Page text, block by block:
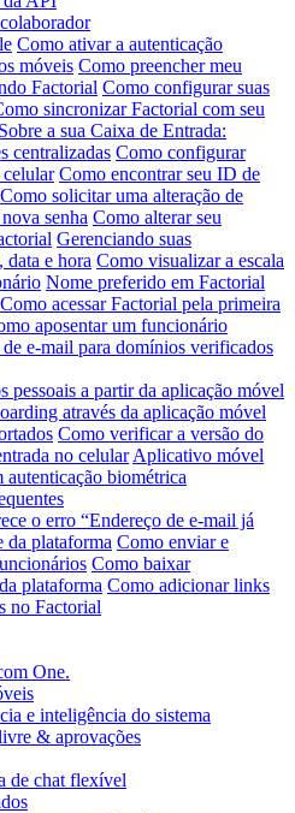
Como ativar a autenticação
móveis Como preencher meu
Factorial Como configurar suas
sincronizar Factorial com seu
Sobre a sua Caixa de Entrada:
centralizadas Como configurar
Como encontrar seu ID de
Como solicitar uma alteração de
senha Como alterar seu
Gerenciando suas
data e hora Como visualizar a escala
Nome preferido em Factorial
Como acessar Factorial pela primeira
aposentar um funcionário
e-mail para domínios verificados
pessoais a partir da aplicação móvel
através da aplicação móvel
Como verificar a versão do
no celular Aplicativo móvel
biométrica
o erro “Endereço de e-mail já
da plataforma Como enviar e
Como baixar
plataforma Como adicionar links
no Factorial
One.
e inteligência do sistema
& aprovações
de chat flexível